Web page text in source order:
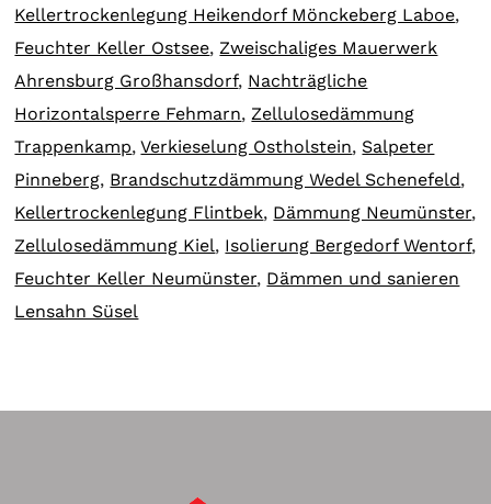
Kellertrockenlegung Heikendorf Mönckeberg Laboe,
Feuchter Keller Ostsee,Zweischaliges Mauerwerk
Ahrensburg Großhansdorf, Nachträgliche
Horizontalsperre Fehmarn,Zellulosedämmung
Trappenkamp,Verkieselung Ostholstein, Salpeter
Pinneberg, Brandschutzdämmung Wedel Schenefeld,
Kellertrockenlegung Flintbek, Dämmung Neumünster,
Zellulosedämmung Kiel, Isolierung Bergedorf Wentorf,
Feuchter Keller Neumünster, Dämmen und sanieren
Lensahn Süsel